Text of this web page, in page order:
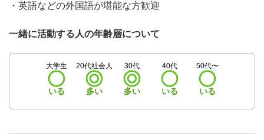
・英語などの外国語が堪能な方歓迎
一緒に活動する人の年齢層について
大学生
いる
20代社会人
多い
30代
多い
40代
いる
50代〜
いる